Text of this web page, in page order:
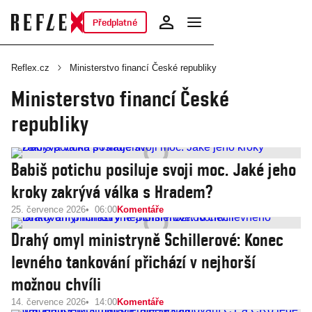
Předplatné
Reflex.cz Ministerstvo financí České republiky
Ministerstvo financí České
republiky
Babiš potichu posiluje svoji moc. Jaké jeho
kroky zakrývá válka s Hradem?
25. července 2026 06:00Komentáře
Drahý omyl ministryně Schillerové: Konec
levného tankování přichází v nejhorší
možnou chvíli
14. července 2026 14:00Komentáře